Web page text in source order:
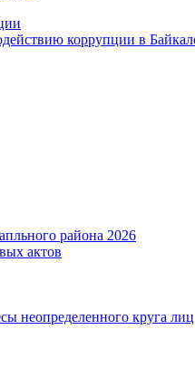
коррупции в
района 2026
актов
неопределенного круга лиц